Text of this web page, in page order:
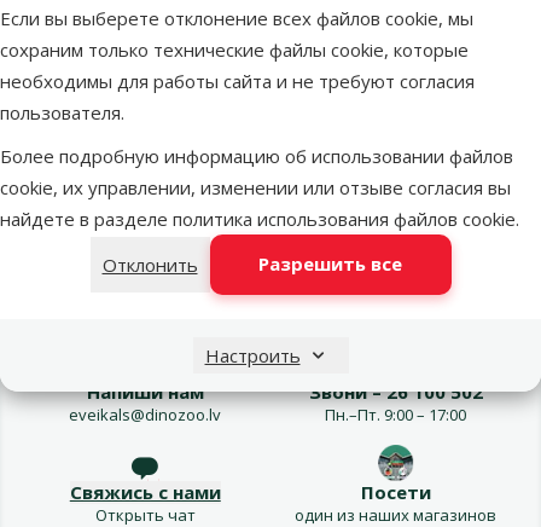
Если вы выберете отклонение всех файлов cookie, мы
сохраним только технические файлы cookie, которые
необходимы для работы сайта и не требуют согласия
пользователя.
Более подробную информацию об использовании файлов
cookie, их управлении, изменении или отзыве согласия вы
найдете в разделе политика использования файлов cookie.
Отклонить
Разрешить все
Настроить
LATVIJAS PASTS почтовое отделение в среду
OMNIVA пакоматы в среду
Добавить в корзину
Напиши нам
eveikals@dinozoo.lv
Звони – 26 100 502
Пн.–Пт. 9:00 – 17:00
Свяжись с нами
Открыть чат
Посети
один из наших магазинов